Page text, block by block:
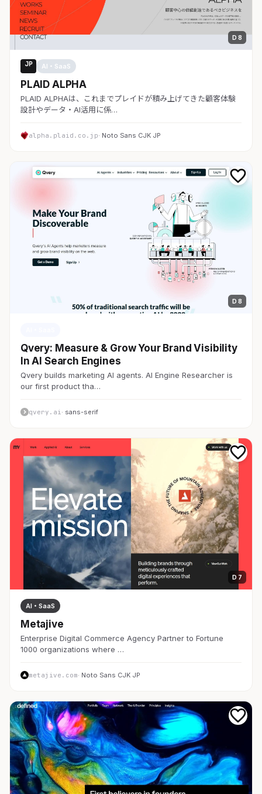
D 8
JP AI・SaaS
PLAID ALPHA
PLAID ALPHAは、これまでプレイドが積み上げてきた顧客体験
設計やデータ・AI活用に係…
alpha.plaid.co.jp· Noto Sans CJK JP
D 8
Qvery: Measure & Grow Your Brand Visibility
In AI Search Engines
Qvery builds marketing AI agents. AI Engine Researcher is
our first product tha…
qvery.ai · sans-serif
D 7
AI・SaaS
Metajive
Enterprise Digital Commerce Agency Partner to Fortune
1000 organizations where …
metajive.com· Noto Sans CJK JP